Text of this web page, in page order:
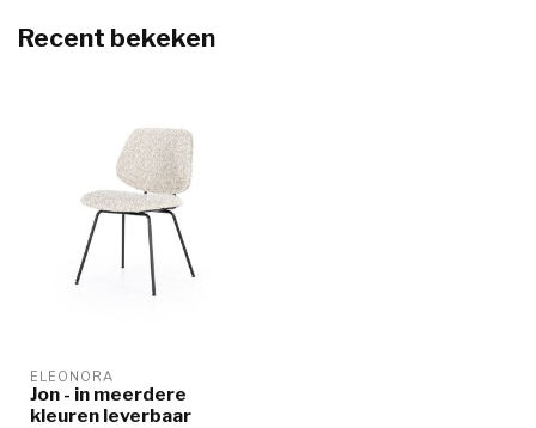
Recent bekeken
ELEONORA
Jon - in meerdere
kleuren leverbaar